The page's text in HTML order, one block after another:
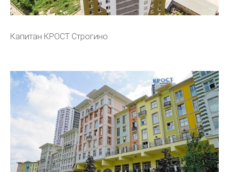
Капитан КРОСТ Строгино